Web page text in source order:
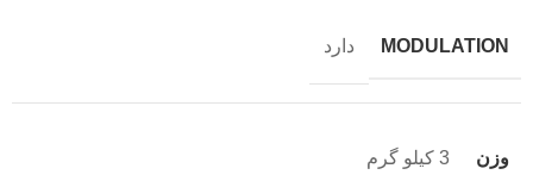
MODULATION دارد
وزن 3 کیلو گرم